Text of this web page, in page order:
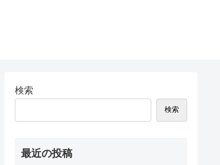
検索
検索
最近の投稿